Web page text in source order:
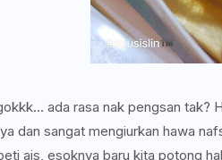
ada rasa nak pengsan tak?
dan sangat mengiurkan hawa
ais, esoknya baru kita potong